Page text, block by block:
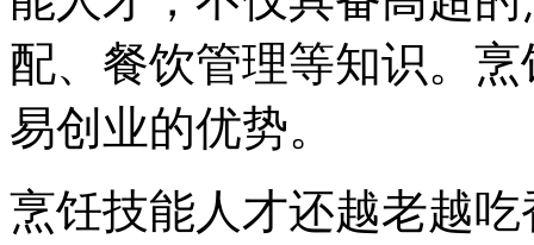
配、餐饮管理等知识。
易创业的优势。
烹饪技能人才还越老越